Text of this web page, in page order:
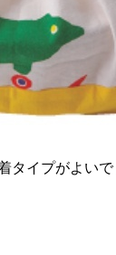
タイプがよい